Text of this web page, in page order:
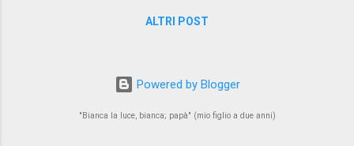
fischi nelle ossa mi ritroverò ad avere dita di
ALTRI POST
Powered by Blogger
"Bianca la luce, bianca; papà" (mio figlio a due anni)